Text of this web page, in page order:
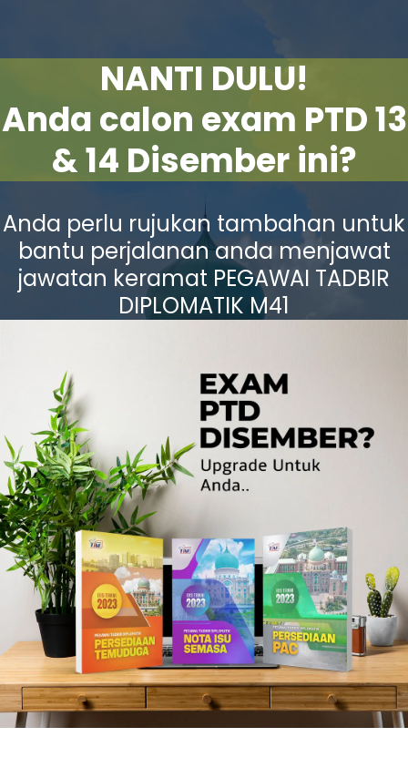
NANTI DULU!
Anda calon exam PTD 13
& 14 Disember ini?
Anda perlu rujukan tambahan untuk
bantu perjalanan anda menjawat
jawatan keramat PEGAWAI TADBIR
DIPLOMATIK M41